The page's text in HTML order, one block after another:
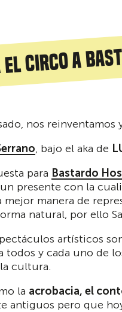
circo a
nos reinventamos
, bajo el aka de
para Bastardo
presente con la
mejor manera de
natural, por ello
artísticos
todos y cada uno de
cultura.
la acrobacia, el
antiguos pero que